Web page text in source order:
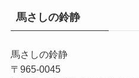
馬さしの鈴静
馬さしの鈴静
〒965-0045